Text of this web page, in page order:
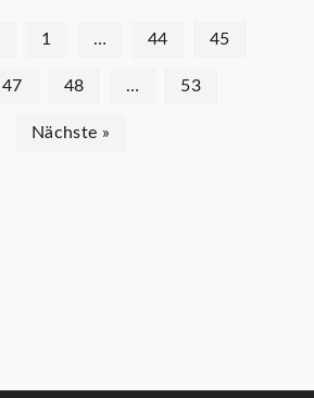
1 … 44 45
47 48 … 53
Nächste »